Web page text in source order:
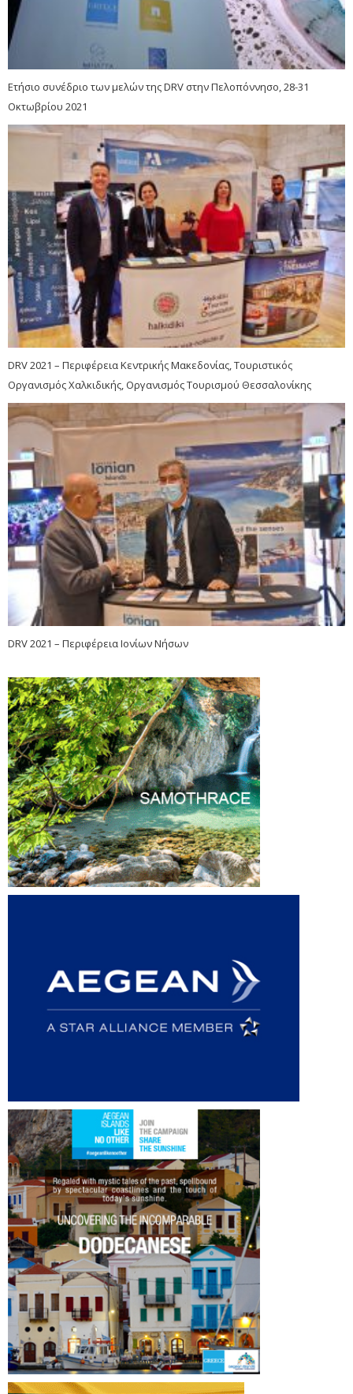
Ετήσιο συνέδριο των μελών της DRV στην Πελοπόννησο, 28-31
Οκτωβρίου 2021
DRV 2021 – Περιφέρεια Κεντρικής Μακεδονίας, Τουριστικός
Οργανισμός Χαλκιδικής, Οργανισμός Τουρισμού Θεσσαλονίκης
DRV 2021 – Περιφέρεια Ιονίων Νήσων